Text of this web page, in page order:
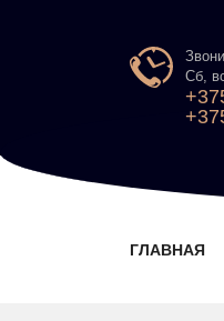
Сб,
ГЛАВНАЯ